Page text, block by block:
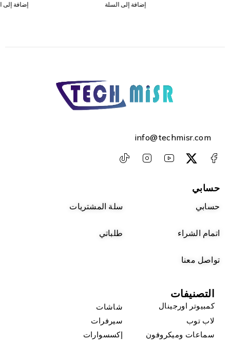
إضافة إلى السلة
info@techmisr.com
حسابي
حسابي سلة المشتريات
اتمام الشراء طلباتي
تواصل معنا
التصنيفات
كمبيوتر اورجينال
شاشات
لاب توب
سيرفرات
سماعات وميكروفون
إكسسوارات